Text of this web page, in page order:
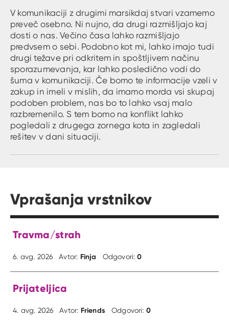
V komunikaciji z drugimi marsikdaj stvari vzamemo
preveč osebno. Ni nujno, da drugi razmišljajo kaj
dosti o nas. Večino časa lahko razmišljajo
predvsem o sebi. Podobno kot mi, lahko imajo tudi
drugi težave pri odkritem in spoštljivem načinu
sporazumevanja, kar lahko posledično vodi do
šuma v komunikaciji. Če bomo te informacije vzeli v
zakup in imeli v mislih, da imamo morda vsi skupaj
podoben problem, nas bo to lahko vsaj malo
razbremenilo. S tem bomo na konflikt lahko
pogledali z drugega zornega kota in zagledali
rešitev v dani situaciji.
Vprašanja vrstnikov
Travma/strah
6. avg. 2026 Avtor: Finja Odgovori:0
Prijateljica
4. avg. 2026 Avtor: Friends Odgovori: 0